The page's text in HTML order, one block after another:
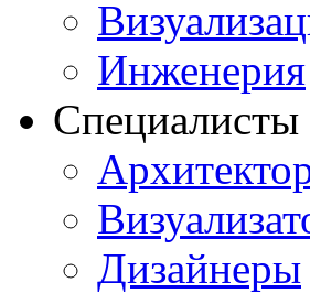
Инженерия
Специалисты
Дизайнеры